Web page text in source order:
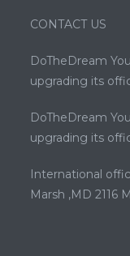
CONTACT US
DoTheDream
upgrading its
DoTheDream
upgrading its
International
Marsh ,MD 2116